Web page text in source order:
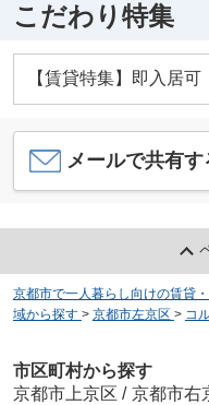
こだわり特集
【賃貸特集】即入居可
メールで共有す
京都市で一人暮らし向けの賃貸
域から探す > 京都市左京区 > コ
市区町村から探す
京都市上京区 / 京都市右